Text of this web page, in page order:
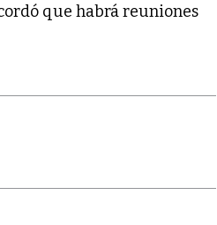
que habrá reuniones